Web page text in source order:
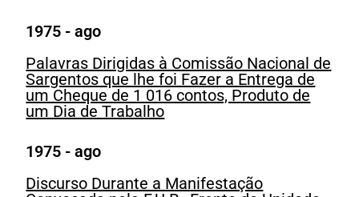
1975 - ago
Palavras Dirigidas à Comissão Nacional de
Sargentos que lhe foi Fazer a Entrega de
um Cheque de 1 016 contos, Produto de
um Dia de Trabalho
1975 - ago
Discurso Durante a Manifestação